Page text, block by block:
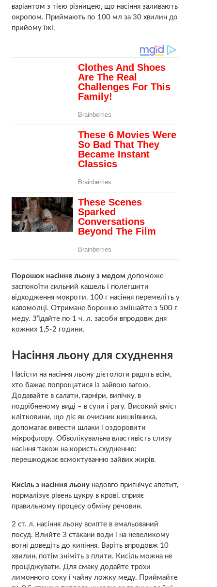
варіантом з тією різницею, що насіння заливають
окропом. Приймають по 100 мл за 30 хвилин до
прийому їжі.
Порошок насіння льону з медом допоможе
заспокоїти сильний кашель і полегшити
відходження мокроти. 100 г насіння перемеліть у
кавомолці. Отримане борошно змішайте з 500 г
меду. З’їдайте по 1 ч. л. засоби впродовж дня
кожних 1,5-2 години.
Насіння льону для схуднення
Насісти на насіння льону дієтологи радять всім,
хто бажає попрощатися із зайвою вагою.
Додавайте в салати, гарніри, випічку, в
подрібненому виді – в супи і рагу. Високий вміст
клітковини, що діє як очисник кишківника,
допомагає вивести шлаки і оздоровити
мікрофлору. Обволікувальна властивість слизу
насіння також на користь схудненню:
перешкоджає всмоктуванню зайвих жирів.
Кисіль з насіння льонунадовго пригнічує апетит,
нормалізує рівень цукру в крові, сприяє
правильному процесу обміну речовин.
2 ст. л. насіння льону всипте в емальований
посуд. Влийте 3 стакани води і на невеликому
вогні доведіть до кипіння. Варіть впродовж 10
хвилин, потім зніміть з плити. Кисіль можна не
проціджувати. Для смаку додайте трохи
лимонного соку і чайну ложку меду. Приймайте